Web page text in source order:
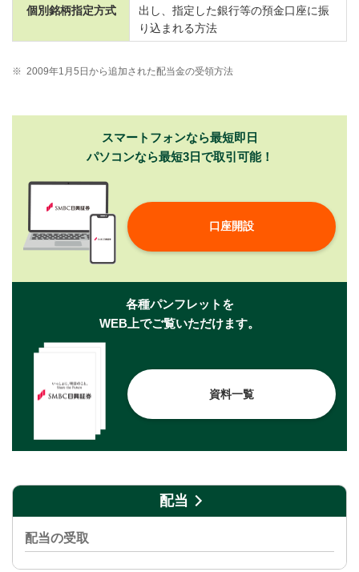
個別銘柄指定方式
出し、指定した銀行等の預金口座に振
り込まれる方法
※ 2009年1月5日から追加された配当金の受領方法
スマートフォンなら最短即日
パソコンなら最短3日で取引可能！
口座開設
各種パンフレットを
WEB上でご覧いただけます。
資料一覧
配当
配当の受取